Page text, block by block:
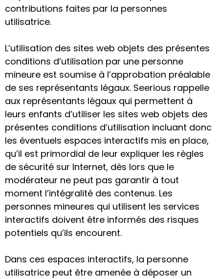
contributions faites par la personnes
utilisatrice.
L’utilisation des sites web objets des présentes
conditions d’utilisation par une personne
mineure est soumise à l’approbation préalable
de ses représentants légaux. Seerious rappelle
aux représentants légaux qui permettent à
leurs enfants d’utiliser les sites web objets des
présentes conditions d’utilisation incluant donc
les éventuels espaces interactifs mis en place,
qu’il est primordial de leur expliquer les règles
de sécurité sur Internet, dès lors que le
modérateur ne peut pas garantir à tout
moment l’intégralité des contenus. Les
personnes mineures qui utilisent les services
interactifs doivent être informés des risques
potentiels qu’ils encourent.
Dans ces espaces interactifs, la personne
utilisatrice peut être amenée à déposer un